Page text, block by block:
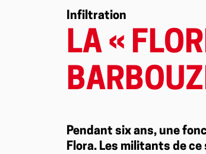
Infiltration
LA «
Pendant six ans, une
Flora. Les militants de